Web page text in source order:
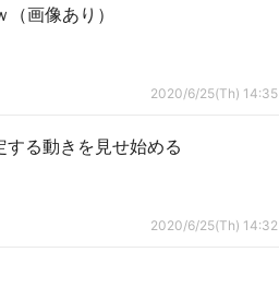
画像あり）
2020/6/25(Th) 14:35
る動きを見せ始める
2020/6/25(Th) 14:32